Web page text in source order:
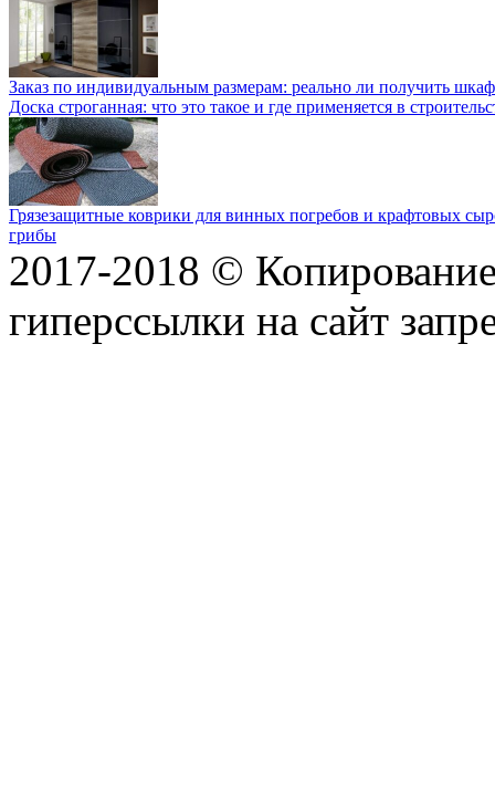
Заказ по индивидуальным размерам: реально ли получить
Доска строганная: что это такое и где применяется в
Грязезащитные коврики для винных погребов и крафтовых
грибы
2017-2018 ©
гиперссылки на сайт